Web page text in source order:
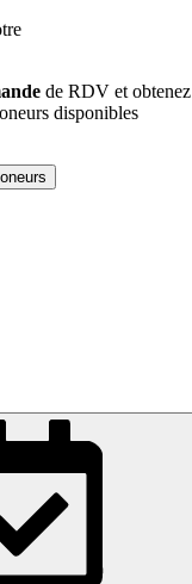
de RDV et obtenez
disponibles